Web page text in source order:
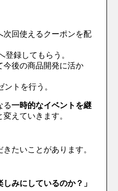
次回使えるクーポンを配
登録してもらう。
今後の商品開発に活か
ントを行う。
る一時的なイベントを継
変えていきます。
たいことがあります。
しみにしているのか？」